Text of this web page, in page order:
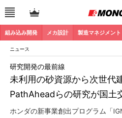
組み込み開発 メカ設計 製造マネジメント
ニュース
未利用の砂資源から次世代
PathAheadらの研究が国土
研究開発の最前線
ホンダの新事業創出プログラム「